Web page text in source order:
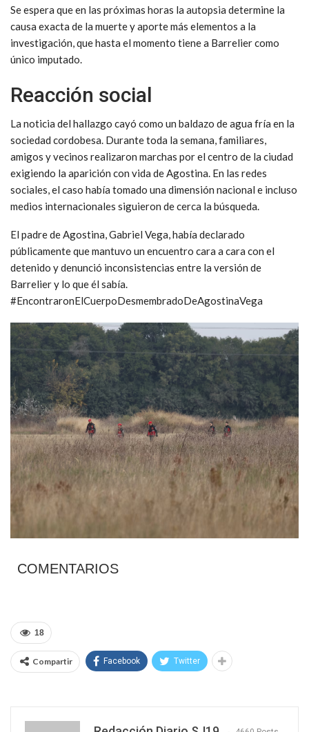
Se espera que en las próximas horas la autopsia determine la
causa exacta de la muerte y aporte más elementos a la
investigación, que hasta el momento tiene a Barrelier como
único imputado.
Reacción social
La noticia del hallazgo cayó como un baldazo de agua fría en la
sociedad cordobesa. Durante toda la semana, familiares,
amigos y vecinos realizaron marchas por el centro de la ciudad
exigiendo la aparición con vida de Agostina. En las redes
sociales, el caso había tomado una dimensión nacional e incluso
medios internacionales siguieron de cerca la búsqueda.
El padre de Agostina, Gabriel Vega, había declarado
públicamente que mantuvo un encuentro cara a cara con el
detenido y denunció inconsistencias entre la versión de
Barrelier y lo que él sabía.
#EncontraronElCuerpoDesmembradoDeAgostinaVega
COMENTARIOS
18
Compartir Facebook Twitter